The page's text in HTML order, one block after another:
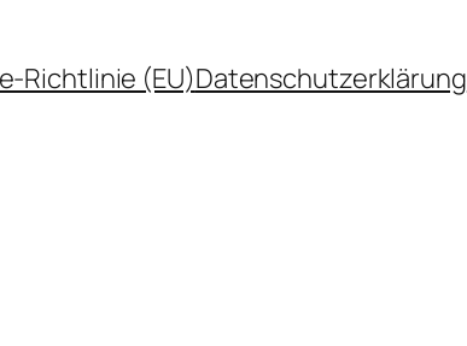
Richtlinie (EU)Datenschutzerklärung